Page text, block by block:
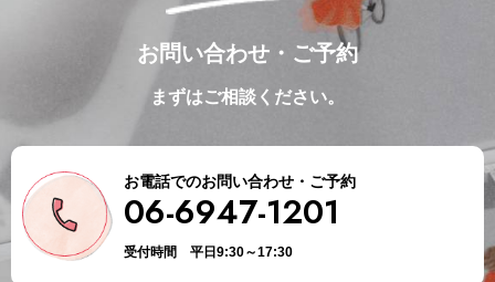
お問い合わせ・ご予約
まずはご相談ください。
お電話でのお問い合わせ・ご予約
06-6947-1201
受付時間 平日9:30～17:30